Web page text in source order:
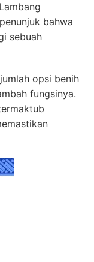
bahwa
sebuah
opsi benih
fungsinya.